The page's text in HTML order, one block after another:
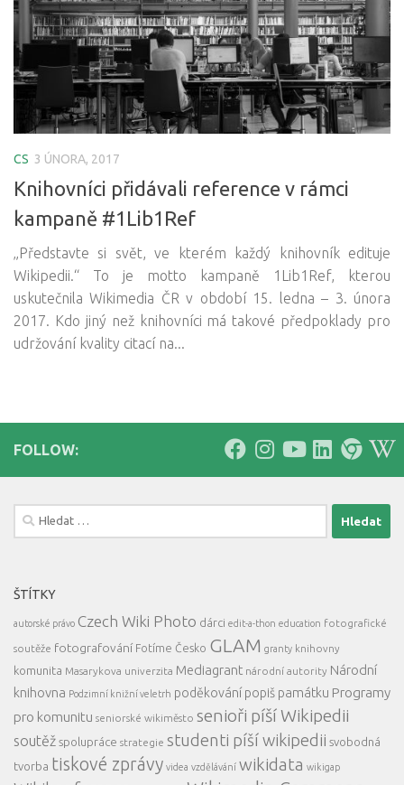
CS 3 ÚNORA, 2017
Knihovníci přidávali reference v rámci
kampaně #1Lib1Ref
„Představte si svět, ve kterém každý knihovník edituje
Wikipedii.“ To je motto kampaně 1Lib1Ref, kterou
uskutečnila Wikimedia ČR v období 15. ledna – 3. února
2017. Kdo jiný než knihovníci má takové předpoklady pro
udržování kvality citací na...
FOLLOW:
Vyhledávání
ŠTÍTKY
autorské právo Czech Wiki Photo dárci edit-a-thon education fotografické
soutěže fotografování Fotíme Česko GLAM granty knihovny
komunita Masarykova univerzita Mediagrant národní autority Národní
knihovna Podzimní knižní veletrh poděkování popiš památku Programy
pro komunitu seniorské wikiměsto senioři píší Wikipedii
soutěž spolupráce strategie studenti píší wikipedii svobodná
tvorba tiskové zprávy videa vzdělávání wikidata wikigap